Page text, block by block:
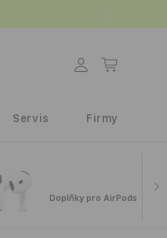
Přihlásit
Košík
Servis Firmy
Doplňky pro AirPods